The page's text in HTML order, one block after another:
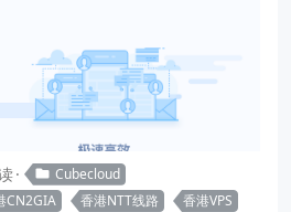
Cubecloud
CN2GIA 香港NTT线路
香港VPS